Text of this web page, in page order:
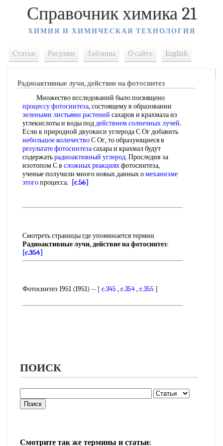
Справочник химика 21
ХИМИЯ И ХИМИЧЕСКАЯ ТЕХНОЛОГИЯ
Статьи Рисунки Таблицы О сайте English
Радиоактивные лучи, действие на фотосинтез
Множество исследований было посвящено
процессу фотосинтеза, состоящему в образовании
зелеными листьями растений сахаров и крахмала из
углекислоты и воды поддействием солнечных лучей.
Если к природной двуокиси углерода С Ог добавить
небольшое количествоС Ог, то образующиеся в
результате фотосинтезасахара и крахмал будут
содержатьрадиоактивный углерод. Проследив за
изотопом С в сложных реакцияхфотосинтеза,
ученые получили много новых данных омеханизме
этогопроцесса. [c.56]
Смотреть страницы где упоминается термин
Радиоактивные лучи, действие на фотосинтез:
[c.354]
Фотосинтез 1951 (1951) -- [ c.345 ,c.354,c.355 ]
ПОИСК
Смотрите так же термины и статьи: